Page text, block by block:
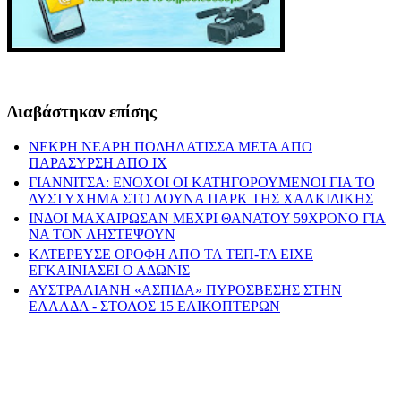
Διαβάστηκαν επίσης
ΝΕΚΡΗ ΝΕΑΡΗ ΠΟΔΗΛΑΤΙΣΣΑ ΜΕΤΑ ΑΠΟ
ΠΑΡΑΣΥΡΣΗ ΑΠΟ ΙΧ
ΓΙΑΝΝΙΤΣΑ: ΕΝΟΧΟΙ ΟΙ ΚΑΤΗΓΟΡΟΥΜΕΝΟΙ ΓΙΑ ΤΟ
ΔΥΣΤΥΧΗΜΑ ΣΤΟ ΛΟΥΝΑ ΠΑΡΚ ΤΗΣ ΧΑΛΚΙΔΙΚΗΣ
ΙΝΔΟΙ ΜΑΧΑΙΡΩΣΑΝ ΜΕΧΡΙ ΘΑΝΑΤΟΥ 59ΧΡΟΝΟ ΓΙΑ
ΝΑ ΤΟΝ ΛΗΣΤΕΨΟΥΝ
ΚΑΤΕΡΕΥΣΕ ΟΡΟΦΗ ΑΠΟ ΤΑ ΤΕΠ-ΤΑ ΕΙΧΕ
ΕΓΚΑΙΝΙΑΣΕΙ Ο ΑΔΩΝΙΣ
ΑΥΣΤΡΑΛΙΑΝΗ «ΑΣΠΙΔΑ» ΠΥΡΟΣΒΕΣΗΣ ΣΤΗΝ
ΕΛΛΑΔΑ - ΣΤΟΛΟΣ 15 ΕΛΙΚΟΠΤΕΡΩΝ